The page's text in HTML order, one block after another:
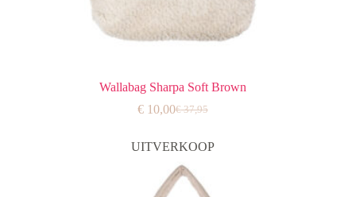
Wallabag Sharpa Soft Brown
€37,95
Oorspronkelijke
was:
€10,00Huidige
is:
UITVERKOOP